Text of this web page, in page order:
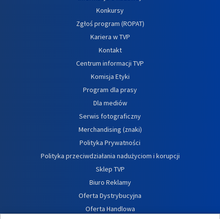
Konkursy
Zgłoś program (ROPAT)
Kariera w TVP
Kontakt
Centrum informacji TVP
Komisja Etyki
Program dla prasy
Dla mediów
Serwis fotograficzny
Merchandising (znaki)
Polityka Prywatności
Polityka przeciwdziałania nadużyciom i korupcji
Sklep TVP
Biuro Reklamy
Oferta Dystrybucyjna
Oferta Handlowa